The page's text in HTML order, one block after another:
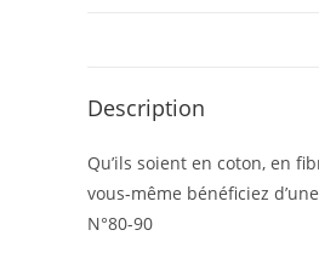
Description
Qu’ils soient en coton, en
vous-même bénéficiez
N°80-90